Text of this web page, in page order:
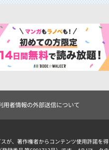
用者情報の外部送信について
が、著作権者からコンテンツ使用許諾を得